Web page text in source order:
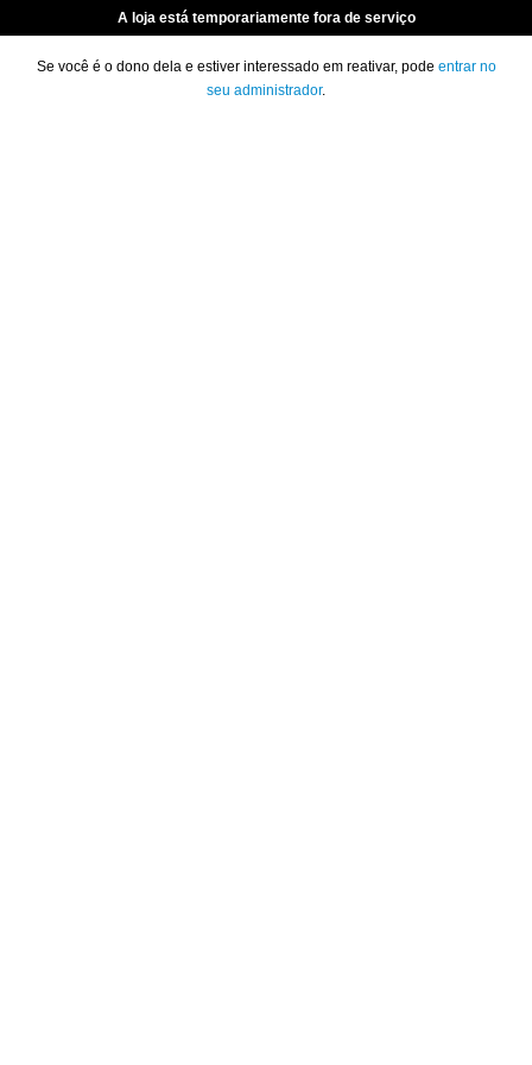
A loja está temporariamente fora de serviço
Se você é o dono dela e estiver interessado em reativar, pode entrar no
seu administrador.